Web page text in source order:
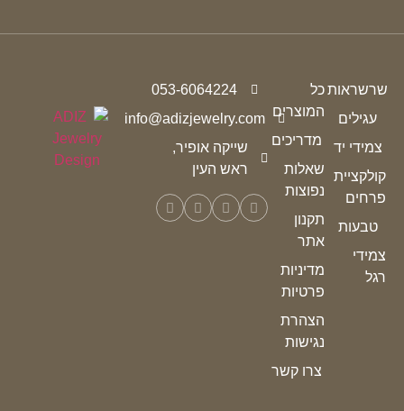
שרשראות
עגילים
צמידי יד
קולקציית
פרחים
טבעות
צמידי
רגל
כל
המוצרים
מדריכים
שאלות
נפוצות
תקנון
אתר
מדיניות
פרטיות
הצהרת
נגישות
צרו קשר
053-6064224
info@adizjewelry.com
שייקה אופיר,
ראש העין